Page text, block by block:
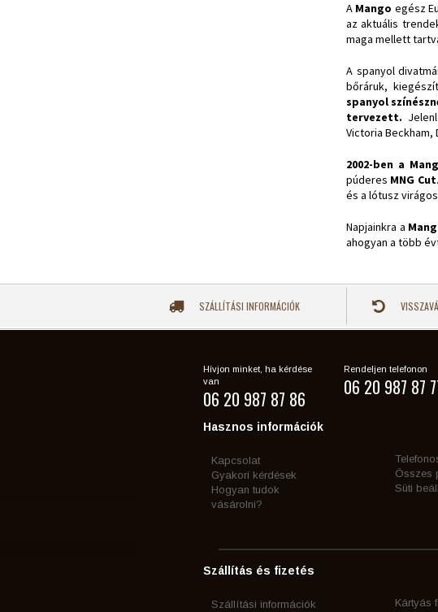
A Mango egész
az aktuális
maga mellett
A spanyol
bőráruk,
spanyol
tervezett.
Victoria
2002-ben a
púderes MNG Cut
és a lótusz
Napjainkra a
ahogyan a több
SZÁLLÍTÁSI INFORMÁCIÓK
Hívjon minket, ha kérdése
van
06 20 987 87 86
Rendeljen telefonon
06 20 987 87
Hasznos információk
Kapcsolat
Gyakori kérdések
Hogyan tudok
vásárolni?
Összes
Süti
Szállítás és fizetés
Szállítási információk
Kártyás